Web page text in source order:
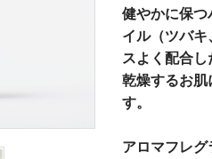
健やかに保つ
イル（ツバ
スよく配合し
乾燥するお肌
す。
アロマフレ